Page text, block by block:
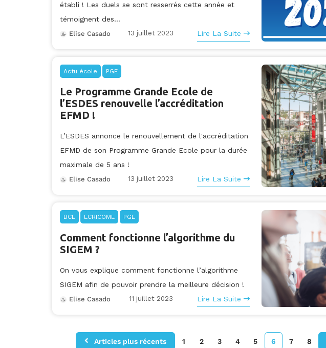
établi ! Les duels se sont resserrés cette année et
témoignent des...
Elise Casado 13 juillet 2023 Lire La Suite
Actu école PGE
Le Programme Grande Ecole de
l’ESDES renouvelle l’accréditation
EFMD !
L’ESDES annonce le renouvellement de l'accréditation
EFMD de son Programme Grande Ecole pour la durée
maximale de 5 ans !
Elise Casado 13 juillet 2023 Lire La Suite
BCE ECRICOME PGE
Comment fonctionne l’algorithme du
SIGEM ?
On vous explique comment fonctionne l’algorithme
SIGEM afin de pouvoir prendre la meilleure décision !
Elise Casado 11 juillet 2023 Lire La Suite
Articles plus récents 1 2 3 4 5 6 7 8